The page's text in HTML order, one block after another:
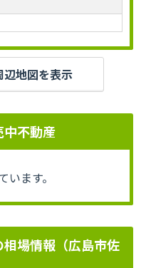
地図を表示
中不動産
ます。
場情報（広島市佐